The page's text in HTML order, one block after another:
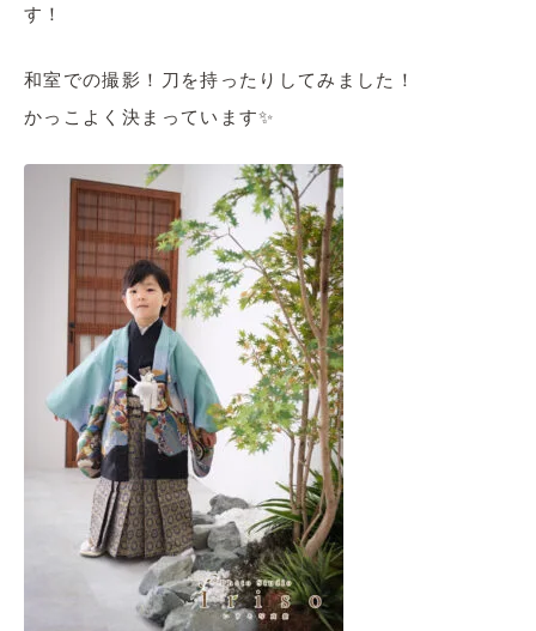
す！
和室での撮影！刀を持ったりしてみました！
かっこよく決まっています✨